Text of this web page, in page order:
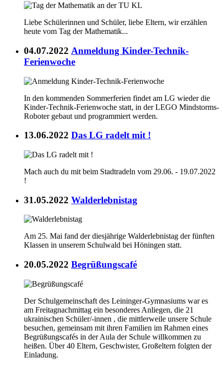
Liebe Schülerinnen und Schüler, liebe Eltern, wir erzählen
heute vom Tag der Mathematik...
04.07.2022 Anmeldung Kinder-Technik-
Ferienwoche
In den kommenden Sommerferien findet am LG wieder die
Kinder-Technik-Ferienwoche statt, in der LEGO Mindstorms-
Roboter gebaut und programmiert werden.
13.06.2022 Das LG radelt mit !
Mach auch du mit beim Stadtradeln vom 29.06. - 19.07.2022
!
31.05.2022 Walderlebnistag
Am 25. Mai fand der diesjährige Walderlebnistag der fünften
Klassen in unserem Schulwald bei Höningen statt.
20.05.2022 Begrüßungscafé
Der Schulgemeinschaft des Leininger-Gymnasiums war es
am Freitagnachmittag ein besonderes Anliegen, die 21
ukrainischen Schüler/-innen , die mittlerweile unsere Schule
besuchen, gemeinsam mit ihren Familien im Rahmen eines
Begrüßungscafés in der Aula der Schule willkommen zu
heißen. Über 40 Eltern, Geschwister, Großeltern folgten der
Einladung.